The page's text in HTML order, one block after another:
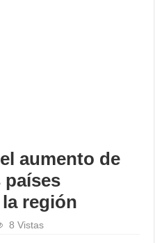
aumento de
países
región
8 Vistas